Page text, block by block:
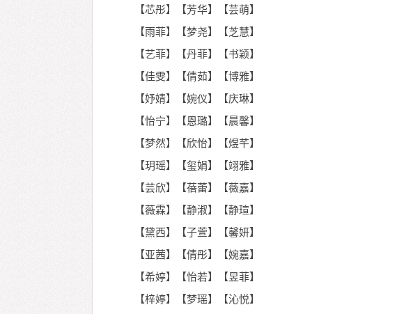
【芯彤】【芳华】【芸萌】
【雨菲】【梦尧】【芝慧】
【艺菲】【丹菲】【书颖】
【佳雯】【倩茹】【博雅】
【妤婧】【婉仪】【庆琳】
【怡宁】【恩璐】【晨馨】
【梦然】【欣怡】【煜芊】
【玥瑶】【玺娟】【翊雅】
【芸欣】【蓓蕾】【薇嘉】
【薇霖】【静淑】【静瑄】
【黛西】【子萱】【馨妍】
【亚茜】【倩彤】【婉嘉】
【希婷】【怡若】【昱菲】
【梓婷】【梦瑶】【沁悦】